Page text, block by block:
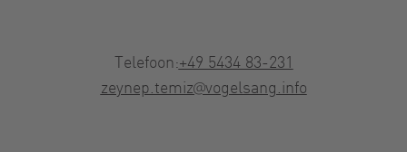
Telefoon:+49 5434 83-231
zeynep.temiz@vogelsang.info